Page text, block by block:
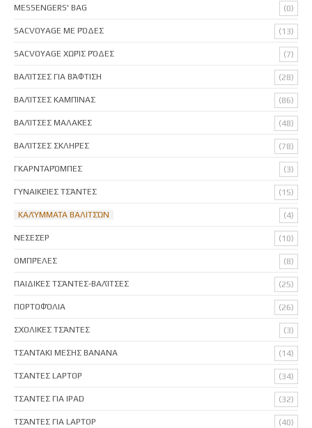
MESSENGERS' BAG (0)
SACVOYAGE ΜΕ ΡΌΔΕΣ (13)
SACVOYAGE ΧΩΡΊΣ ΡΌΔΕΣ (7)
ΒΑΛΊΤΣΕΣ ΓΙΑ ΒΆΦΤΙΣΗ (28)
ΒΑΛΊΤΣΕΣ ΚΑΜΠΊΝΑΣ (86)
ΒΑΛΊΤΣΕΣ ΜΑΛΑΚΈΣ (48)
ΒΑΛΊΤΣΕΣ ΣΚΛΗΡΈΣ (78)
ΓΚΑΡΝΤΑΡΌΜΠΕΣ (3)
ΓΥΝΑΙΚΕΊΕΣ ΤΣΆΝΤΕΣ (15)
ΚΑΛΎΜΜΑΤΑ ΒΑΛΙΤΣΏΝ (4)
ΝΕΣΕΣΈΡ (10)
ΟΜΠΡΈΛΕΣ (8)
ΠΑΙΔΙΚΈΣ ΤΣΆΝΤΕΣ-ΒΑΛΊΤΣΕΣ (25)
ΠΟΡΤΟΦΌΛΙΑ (26)
ΣΧΟΛΙΚΈΣ ΤΣΆΝΤΕΣ (3)
ΤΣΑΝΤΑΚΙ ΜΕΣΗΣ BANANA (14)
ΤΣΑΝΤΕΣ LAPTOP (34)
ΤΣΑΝΤΕΣ ΓΙΑ IPAD (32)
ΤΣΆΝΤΕΣ ΓΙΑ LAPTOP (40)